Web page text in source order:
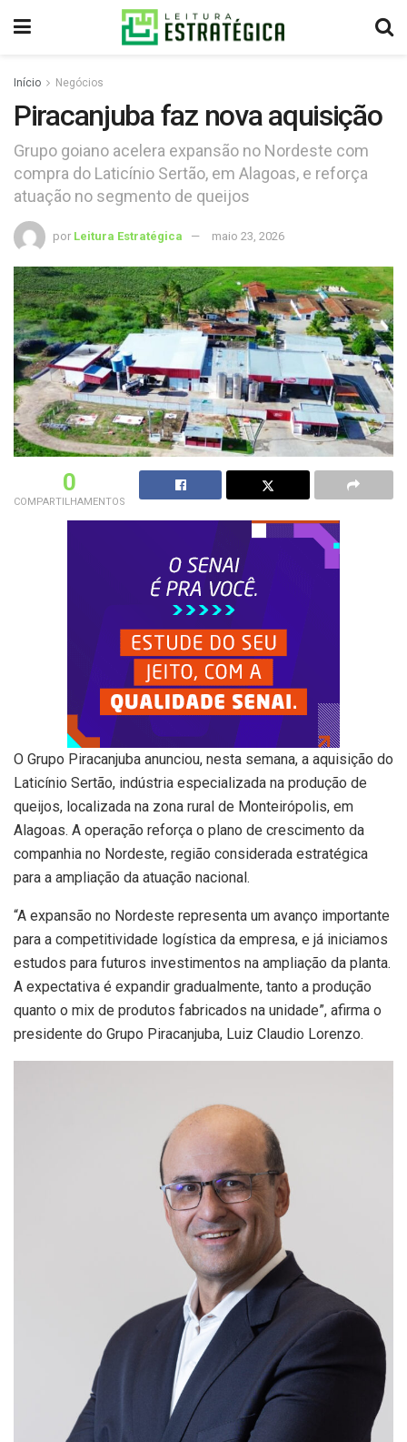
Início Negócios
Piracanjuba faz nova aquisição
Grupo goiano acelera expansão no Nordeste com
compra do Laticínio Sertão, em Alagoas, e reforça
atuação no segmento de queijos
por Leitura Estratégica maio 23, 2026
0
COMPARTILHAMENTOS
O Grupo Piracanjuba anunciou, nesta semana, a aquisição do
Laticínio Sertão, indústria especializada na produção de
queijos, localizada na zona rural de Monteirópolis, em
Alagoas. A operação reforça o plano de crescimento da
companhia no Nordeste, região considerada estratégica
para a ampliação da atuação nacional.
“A expansão no Nordeste representa um avanço importante
para a competitividade logística da empresa, e já iniciamos
estudos para futuros investimentos na ampliação da planta.
A expectativa é expandir gradualmente, tanto a produção
quanto o mix de produtos fabricados na unidade”, afirma o
presidente do Grupo Piracanjuba, Luiz Claudio Lorenzo.